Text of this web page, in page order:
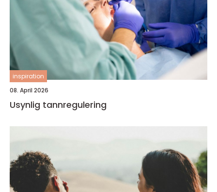
inspiration
08. April 2026
Usynlig tannregulering